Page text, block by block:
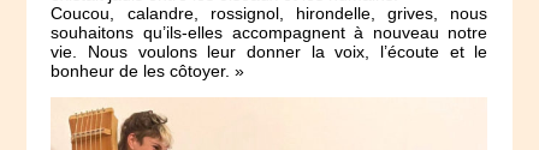
Coucou, calandre, rossignol, hirondelle, grives, nous
souhaitons qu’ils-elles accompagnent à nouveau notre
vie. Nous voulons leur donner la voix, l’écoute et le
bonheur de les côtoyer. »